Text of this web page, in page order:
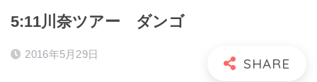
5:11川奈ツアー ダンゴ
2016年5月29日